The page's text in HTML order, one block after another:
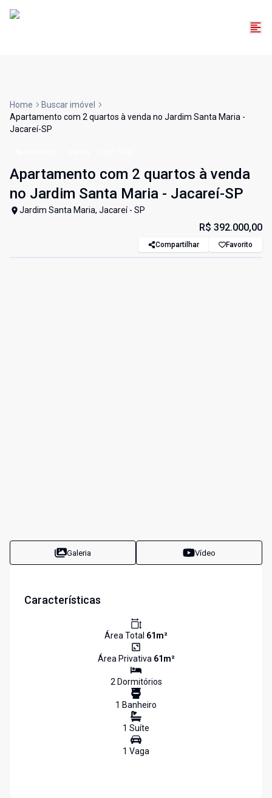
Home
Buscar imóvel
Apartamento com 2 quartos à venda no Jardim Santa Maria -
Jacareí-SP
Apartamento com 2 quartos à venda
no Jardim Santa Maria - Jacareí-SP
Jardim Santa Maria, Jacareí - SP
R$ 392.000,00
Compartilhar Favorito
Galeria Vídeo
Características
Área Total 61m²
Área Privativa 61m²
2Dormitórios
1 Banheiro
1 Suíte
1 Vaga